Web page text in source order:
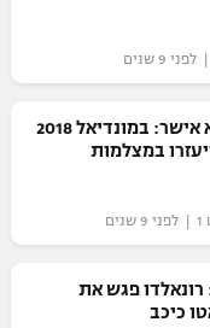
9 שנים
נשיא פיפ"א אישר: במונדיאל 2018
במצלמות
פגש את
כיכב